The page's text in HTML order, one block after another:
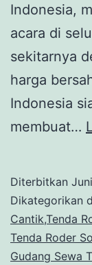
Indonesia,
acara di
sekitarnya
harga
Indonesia
membuat…
Diterbitkan
Dikategorikan
Cantik,Tenda
Tenda Roder
Gudang Sewa